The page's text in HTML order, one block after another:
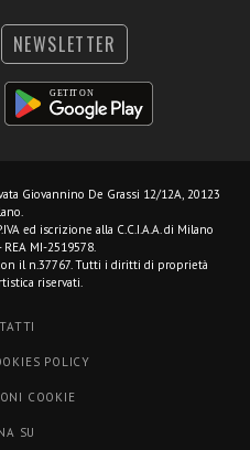
NEWSLETTER
Giovannino De Grassi 12/12A, 20123
ed iscrizione alla C.C.I.A.A. di Milano
REA MI-2519578.
il n.37767. Tutti i diritti di proprietà
riservati.
POLICY
COOKIE
SU